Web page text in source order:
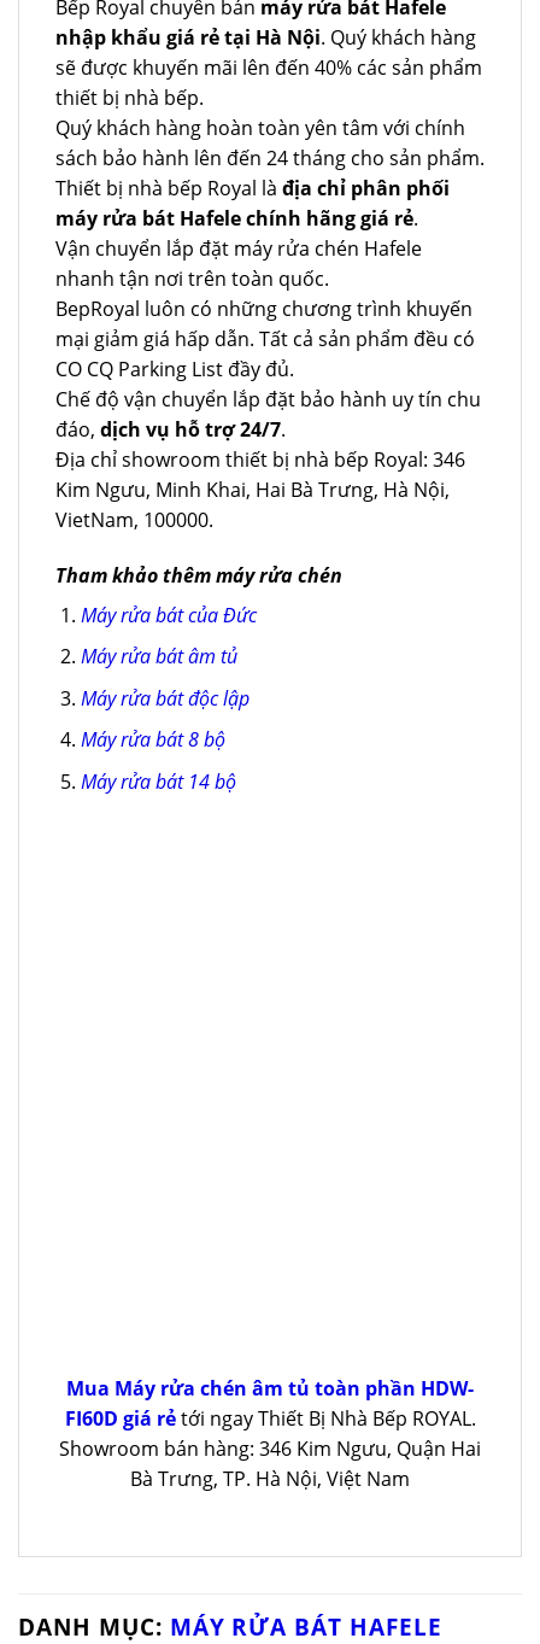
Bếp Royal chuyên bán máy rửa bát Hafele
nhập khẩu giá rẻ tại Hà Nội. Quý khách hàng
sẽ được khuyến mãi lên đến 40% các sản phẩm
thiết bị nhà bếp.
Quý khách hàng hoàn toàn yên tâm với chính
sách bảo hành lên đến 24 tháng cho sản phẩm.
Thiết bị nhà bếp Royal là địa chỉ phân phối
máy rửa bát Hafele chính hãng giá rẻ.
Vận chuyển lắp đặt máy rửa chén Hafele
nhanh tận nơi trên toàn quốc.
BepRoyal luôn có những chương trình khuyến
mại giảm giá hấp dẫn. Tất cả sản phẩm đều có
CO CQ Parking List đầy đủ.
Chế độ vận chuyển lắp đặt bảo hành uy tín chu
đáo, dịch vụ hỗ trợ 24/7.
Địa chỉ showroom thiết bị nhà bếp Royal: 346
Kim Ngưu, Minh Khai, Hai Bà Trưng, Hà Nội,
VietNam, 100000.
Tham khảo thêm máy rửa chén
Máy rửa bát của Đức
Máy rửa bát âm tủ
Máy rửa bát độc lập
Máy rửa bát 8 bộ
Máy rửa bát 14 bộ
Mua Máy rửa chén âm tủ toàn phần HDW-
FI60D giá rẻtới ngay Thiết Bị Nhà Bếp ROYAL.
Showroom bán hàng: 346 Kim Ngưu, Quận Hai
Bà Trưng, TP. Hà Nội, Việt Nam
DANH MỤC: MÁY RỬA BÁT HAFELE